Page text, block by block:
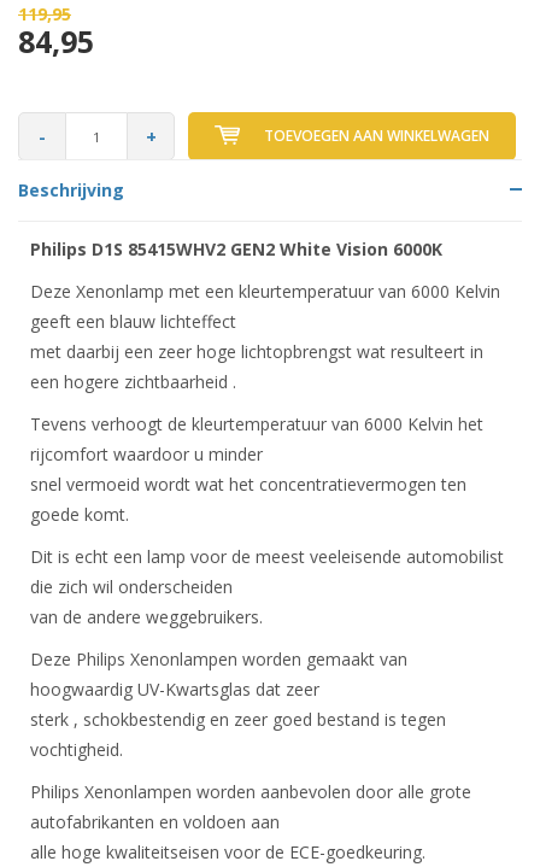
119,95
84,95
- + TOEVOEGEN AAN WINKELWAGEN
Beschrijving
Philips D1S 85415WHV2 GEN2 White Vision 6000K
Deze Xenonlamp met een kleurtemperatuur van 6000 Kelvin
geeft een blauw lichteffect
met daarbij een zeer hoge lichtopbrengst wat resulteert in
een hogere zichtbaarheid .
Tevens verhoogt de kleurtemperatuur van 6000 Kelvin het
rijcomfort waardoor u minder
snel vermoeid wordt wat het concentratievermogen ten
goede komt.
Dit is echt een lamp voor de meest veeleisende automobilist
die zich wil onderscheiden
van de andere weggebruikers.
Deze Philips Xenonlampen worden gemaakt van
hoogwaardig UV-Kwartsglas dat zeer
sterk , schokbestendig en zeer goed bestand is tegen
vochtigheid.
Philips Xenonlampen worden aanbevolen door alle grote
autofabrikanten en voldoen aan
alle hoge kwaliteitseisen voor de ECE-goedkeuring.